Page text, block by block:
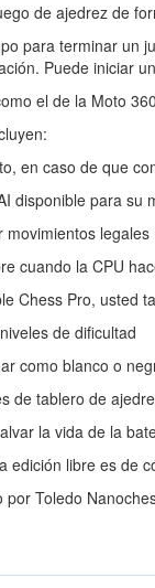
de ajedrez de
para terminar un
Puede iniciar
el de la Moto
en caso de que
disponible para su
movimientos legales
cuando la CPU
Chess Pro, usted
de dificultad
como blanco o
de tablero de
la vida de la
edición libre es de
por Toledo